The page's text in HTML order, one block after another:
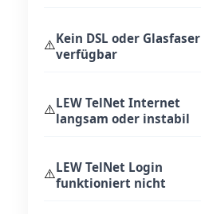
⚠️Kein DSL oder Glasfaser
verfügbar
⚠️LEW TelNet Internet
langsam oder instabil
⚠️LEW TelNet Login
funktioniert nicht